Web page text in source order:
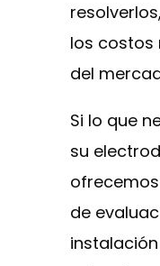
los costos
del
Si lo que
su
de